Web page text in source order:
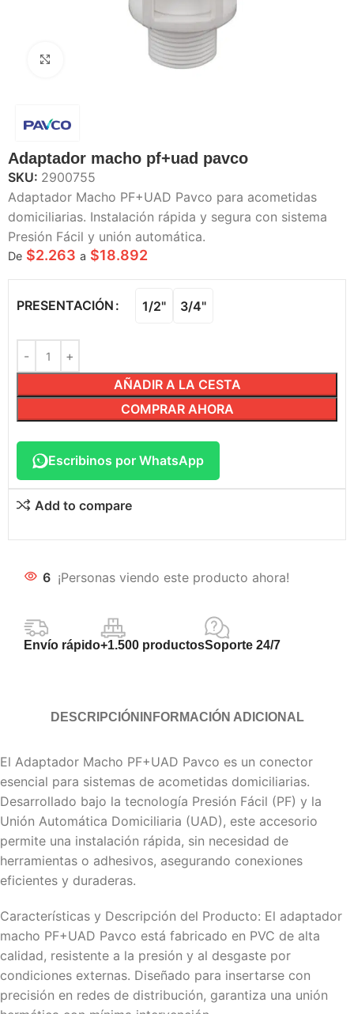
Haga Click para agrandar
Adaptador macho pf+uad pavco
SKU: 2900755
Adaptador Macho PF+UAD Pavco para acometidas
domiciliarias. Instalación rápida y segura con sistema
Presión Fácil y unión automática.
De $2.263 a $18.892
PRESENTACIÓN 1/2" 3/4"
AÑADIR A LA CESTA
COMPRAR AHORA
Escribinos por WhatsApp
Add to compare
6 ¡Personas viendo este producto ahora!
Envío rápido+1.500 productosSoporte 24/7
DESCRIPCIÓN INFORMACIÓN ADICIONAL
El Adaptador Macho PF+UAD Pavco es un conector
esencial para sistemas de acometidas domiciliarias.
Desarrollado bajo la tecnología Presión Fácil (PF) y la
Unión Automática Domiciliaria (UAD), este accesorio
permite una instalación rápida, sin necesidad de
herramientas o adhesivos, asegurando conexiones
eficientes y duraderas.
Características y Descripción del Producto: El adaptador
macho PF+UAD Pavco está fabricado en PVC de alta
calidad, resistente a la presión y al desgaste por
condiciones externas. Diseñado para insertarse con
precisión en redes de distribución, garantiza una unión